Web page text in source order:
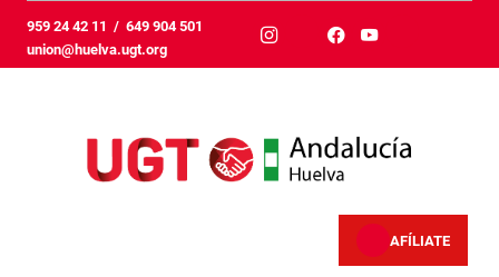
Saut au contenu principal
959 24 42 11 / 649 904 501
union@huelva.ugt.org
AFÍLIATE